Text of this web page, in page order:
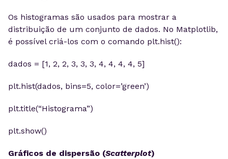
Os histogramas são usados para mostrar a
distribuição de um conjunto de dados. No Matplotlib,
é possível criá-los com o comando plt.hist():
dados = [1, 2, 2, 3, 3, 3, 4, 4, 4, 4, 5]
plt.hist(dados, bins=5, color=’green’)
plt.title(“Histograma”)
plt.show()
Gráficos de dispersão (Scatterplot)